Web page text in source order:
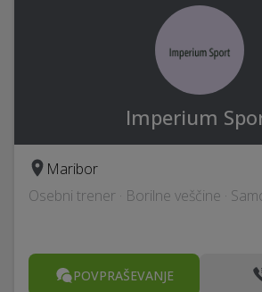
Imperium
Maribor
Osebni trener · Borilne veščine ·
POVPRAŠEVANJE